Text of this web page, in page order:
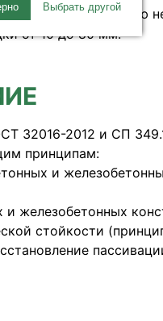
Выбрать другой
содержащая гибкую
от 10 до 80 мм.
32016-2012 и СП
принципам:
и
и железобетонных
стойкости